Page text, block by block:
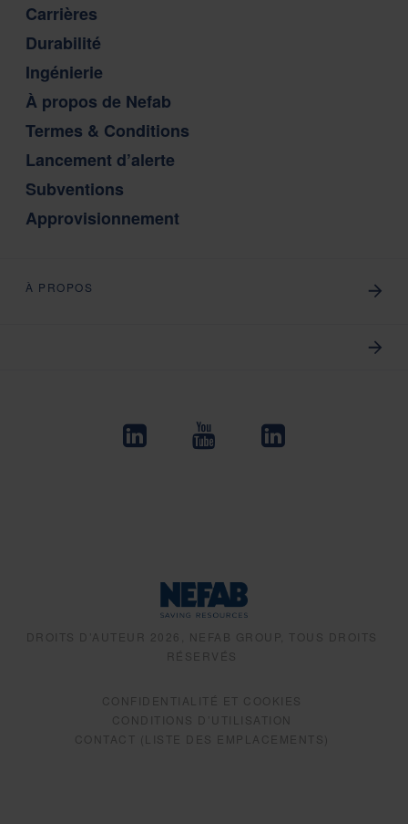
Carrières
Durabilité
Ingénierie
À propos de Nefab
Termes & Conditions
Lancement d’alerte
Subventions
Approvisionnement
À PROPOS
DROITS D’AUTEUR 2026, NEFAB GROUP, TOUS DROITS
RÉSERVÉS
CONFIDENTIALITÉ ET COOKIES
CONDITIONS D’UTILISATION
CONTACT (LISTE DES EMPLACEMENTS)